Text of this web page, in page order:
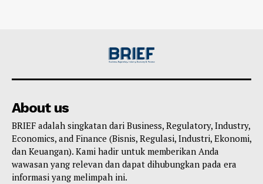
About us
BRIEF adalah singkatan dari Business, Regulatory, Industry,
Economics, and Finance (Bisnis, Regulasi, Industri, Ekonomi,
dan Keuangan). Kami hadir untuk memberikan Anda
wawasan yang relevan dan dapat dihubungkan pada era
informasi yang melimpah ini.